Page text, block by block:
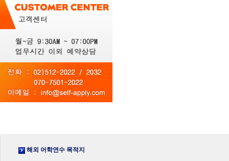
해외 어학연수 목적지